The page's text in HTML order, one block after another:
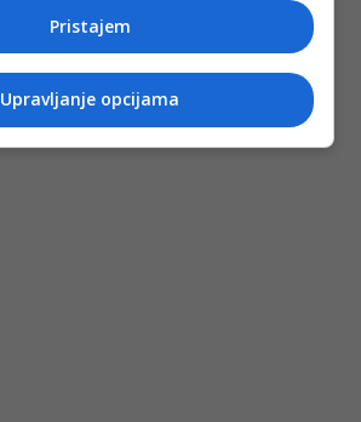
Pristajem
Upravljanje opcijama